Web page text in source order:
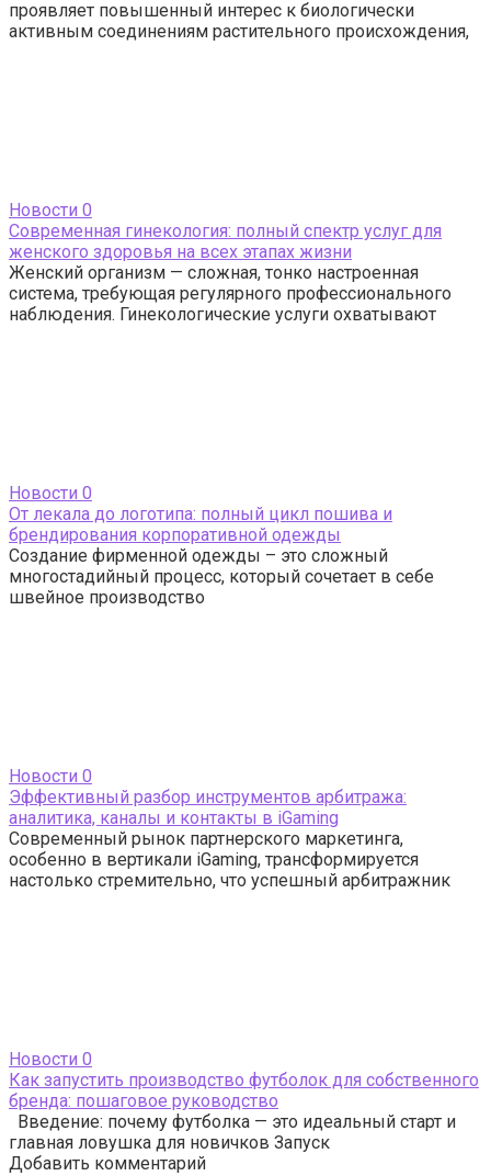
проявляет повышенный интерес к биологически
активным соединениям растительного происхождения,
Новости 0
Современная гинекология: полный спектр услуг для
женского здоровья на всех этапах жизни
Женский организм — сложная, тонко настроенная
система, требующая регулярного профессионального
наблюдения. Гинекологические услуги охватывают
Новости 0
От лекала до логотипа: полный цикл пошива и
брендирования корпоративной одежды
Создание фирменной одежды – это сложный
многостадийный процесс, который сочетает в себе
швейное производство
Новости 0
Эффективный разбор инструментов арбитража:
аналитика, каналы и контакты в iGaming
Современный рынок партнерского маркетинга,
особенно в вертикали iGaming, трансформируется
настолько стремительно, что успешный арбитражник
Новости 0
Как запустить производство футболок для собственного
бренда: пошаговое руководство
Введение: почему футболка — это идеальный старт и
главная ловушка для новичков Запуск
Добавить комментарий